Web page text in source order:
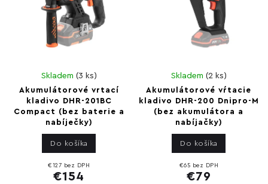
Akumulátorové vrtací
kladivo DHR-201BC
Compact (bez baterie a
nabíječky)
Skladem (3 ks)
€127 bez DPH
€154
Do košíka
Akumulátorové vŕtacie
kladivo DHR-200 Dnipro-M
(bez akumulátora a
nabíjačky)
Skladem (2 ks)
€65 bez DPH
€79
Do košíka